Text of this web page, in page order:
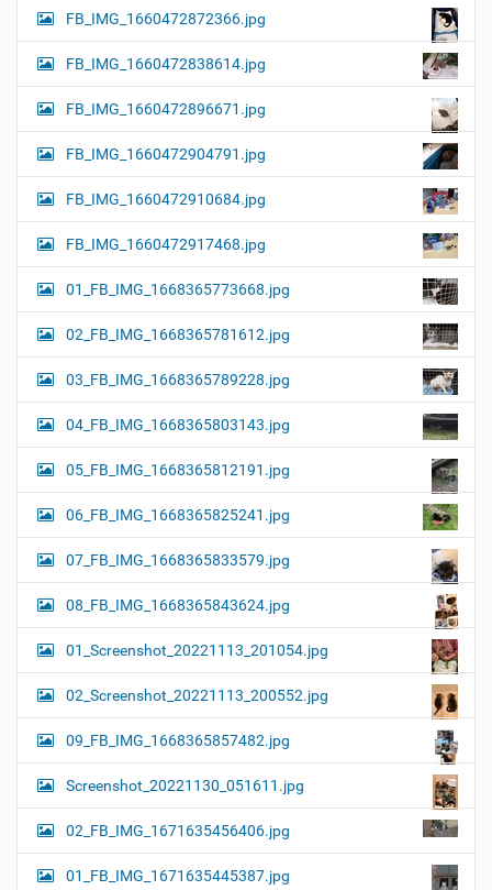
FB_IMG_1660472872366.jpg
FB_IMG_1660472838614.jpg
FB_IMG_1660472896671.jpg
FB_IMG_1660472904791.jpg
FB_IMG_1660472910684.jpg
FB_IMG_1660472917468.jpg
01_FB_IMG_1668365773668.jpg
02_FB_IMG_1668365781612.jpg
03_FB_IMG_1668365789228.jpg
04_FB_IMG_1668365803143.jpg
05_FB_IMG_1668365812191.jpg
06_FB_IMG_1668365825241.jpg
07_FB_IMG_1668365833579.jpg
08_FB_IMG_1668365843624.jpg
01_Screenshot_20221113_201054.jpg
02_Screenshot_20221113_200552.jpg
09_FB_IMG_1668365857482.jpg
Screenshot_20221130_051611.jpg
02_FB_IMG_1671635456406.jpg
01_FB_IMG_1671635445387.jpg